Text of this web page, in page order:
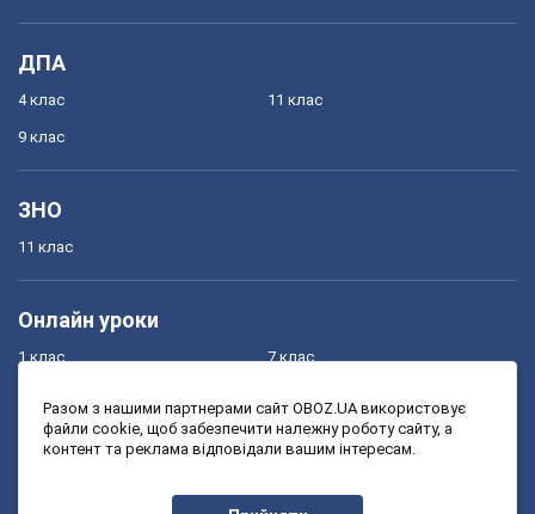
ДПА
4 клас
9 клас
11 клас
ЗНО
11 клас
Онлайн уроки
1 клас
3 клас
7 клас
9 клас
Разом з нашими партнерами сайт OBOZ.UA використовує
файли cookie, щоб забезпечити належну роботу сайту, а
контент та реклама відповідали вашим інтересам.